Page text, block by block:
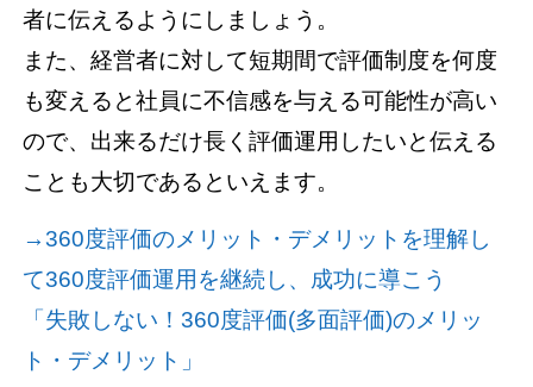
者に伝えるようにしましょう。
また、経営者に対して短期間で評価制度を何度
も変えると社員に不信感を与える可能性が高い
ので、出来るだけ長く評価運用したいと伝える
ことも大切であるといえます。
→360度評価のメリット・デメリットを理解し
て360度評価運用を継続し、成功に導こう
「失敗しない！360度評価(多面評価)のメリッ
ト・デメリット」